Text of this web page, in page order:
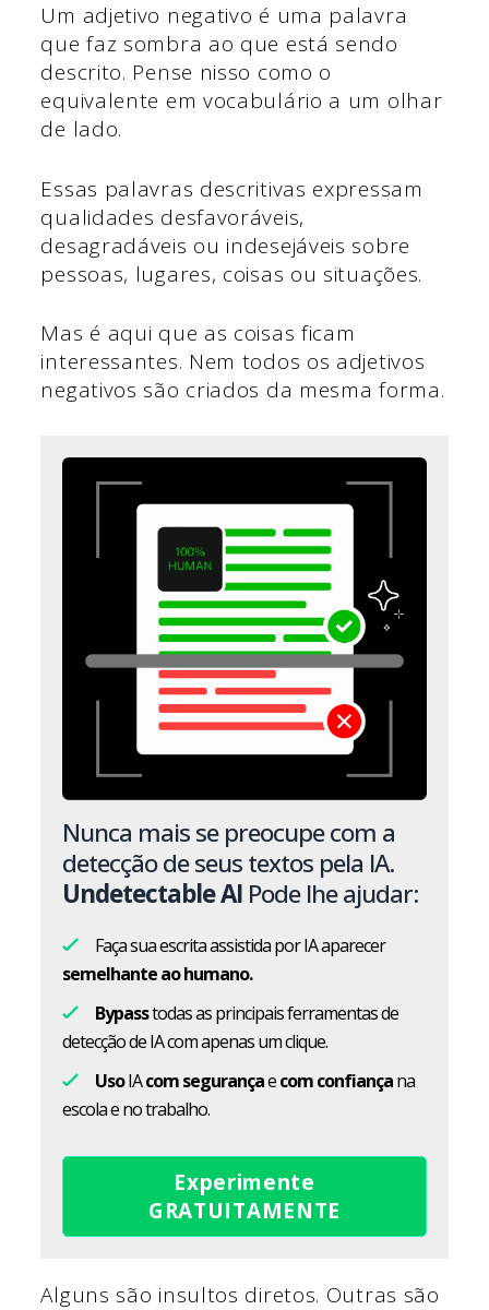
Um adjetivo negativo é uma palavra
que faz sombra ao que está sendo
descrito. Pense nisso como o
equivalente em vocabulário a um olhar
de lado.
Essas palavras descritivas expressam
qualidades desfavoráveis,
desagradáveis ou indesejáveis sobre
pessoas, lugares, coisas ou situações.
Mas é aqui que as coisas ficam
interessantes. Nem todos os adjetivos
negativos são criados da mesma forma.
Nunca mais se preocupe com a
detecção de seus textos pela IA.
Undetectable AI Pode lhe ajudar:
Faça sua escrita assistida por IA aparecer
semelhante ao humano.
Bypasstodas as principais ferramentas de
detecção de IA com apenas um clique.
UsoIAcom segurançaecom confiançana
escola e no trabalho.
Experimente
GRATUITAMENTE
Alguns são insultos diretos. Outras são